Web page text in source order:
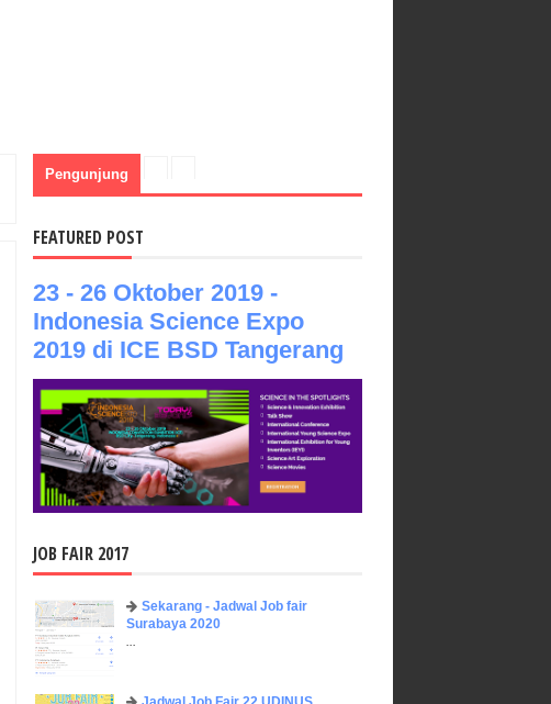
Pengunjung
FEATURED POST
23 - 26 Oktober 2019 -
Indonesia Science Expo
2019 di ICE BSD Tangerang
JOB FAIR 2017
Sekarang - Jadwal Job fair
Surabaya 2020
...